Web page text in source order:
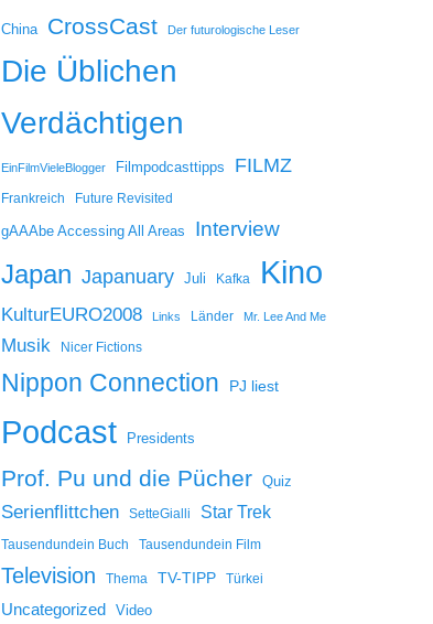
China CrossCast Der futurologische Leser
Die Üblichen
Verdächtigen
EinFilmVieleBlogger Filmpodcasttipps FILMZ
Frankreich Future Revisited
gAAAbe Accessing All Areas Interview
Japan Japanuary Juli Kafka Kino
KulturEURO2008 Links Länder Mr. Lee And Me
Musik Nicer Fictions
Nippon Connection PJ liest
Podcast Presidents
Prof. Pu und die Pücher Quiz
Serienflittchen SetteGialli Star Trek
Tausendundein Buch Tausendundein Film
Television Thema TV-TIPP Türkei
Uncategorized Video